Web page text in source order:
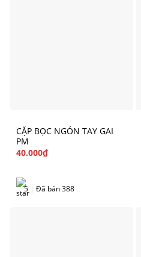
CẶP BỌC NGÓN TAY GAI
PM
40.000₫
5 | Đã bán 388